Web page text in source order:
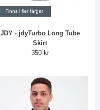
Finns i fler färger
JDY - jdyTurbo Long Tube
Skirt
350 kr